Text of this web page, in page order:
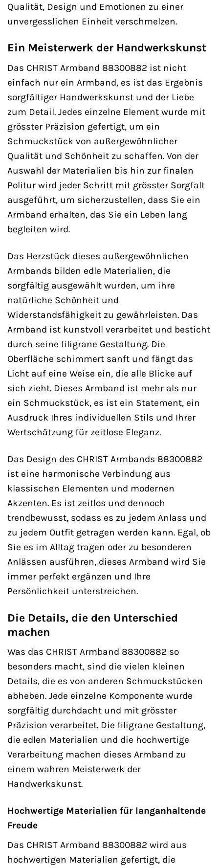
Qualität, Design und Emotionen zu einer
unvergesslichen Einheit verschmelzen.
Ein Meisterwerk der Handwerkskunst
Das CHRIST Armband 88300882 ist nicht
einfach nur ein Armband, es ist das Ergebnis
sorgfältiger Handwerkskunst und der Liebe
zum Detail. Jedes einzelne Element wurde mit
grösster Präzision gefertigt, um ein
Schmuckstück von außergewöhnlicher
Qualität und Schönheit zu schaffen. Von der
Auswahl der Materialien bis hin zur finalen
Politur wird jeder Schritt mit grösster Sorgfalt
ausgeführt, um sicherzustellen, dass Sie ein
Armband erhalten, das Sie ein Leben lang
begleiten wird.
Das Herzstück dieses außergewöhnlichen
Armbands bilden edle Materialien, die
sorgfältig ausgewählt wurden, um ihre
natürliche Schönheit und
Widerstandsfähigkeit zu gewährleisten. Das
Armband ist kunstvoll verarbeitet und besticht
durch seine filigrane Gestaltung. Die
Oberfläche schimmert sanft und fängt das
Licht auf eine Weise ein, die alle Blicke auf
sich zieht. Dieses Armband ist mehr als nur
ein Schmuckstück, es ist ein Statement, ein
Ausdruck Ihres individuellen Stils und Ihrer
Wertschätzung für zeitlose Eleganz.
Das Design des CHRIST Armbands 88300882
ist eine harmonische Verbindung aus
klassischen Elementen und modernen
Akzenten. Es ist zeitlos und dennoch
trendbewusst, sodass es zu jedem Anlass und
zu jedem Outfit getragen werden kann. Egal, ob
Sie es im Alltag tragen oder zu besonderen
Anlässen ausführen, dieses Armband wird Sie
immer perfekt ergänzen und Ihre
Persönlichkeit unterstreichen.
Die Details, die den Unterschied
machen
Was das CHRIST Armband 88300882 so
besonders macht, sind die vielen kleinen
Details, die es von anderen Schmuckstücken
abheben. Jede einzelne Komponente wurde
sorgfältig durchdacht und mit grösster
Präzision verarbeitet. Die filigrane Gestaltung,
die edlen Materialien und die hochwertige
Verarbeitung machen dieses Armband zu
einem wahren Meisterwerk der
Handwerkskunst.
Hochwertige Materialien für langanhaltende
Freude
Das CHRIST Armband 88300882 wird aus
hochwertigen Materialien gefertigt, die